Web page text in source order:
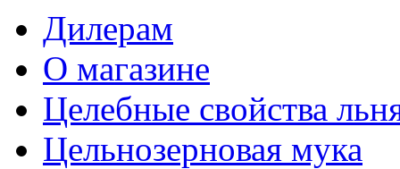
Дилерам
О магазине
Целебные свойства
Цельнозерновая мука